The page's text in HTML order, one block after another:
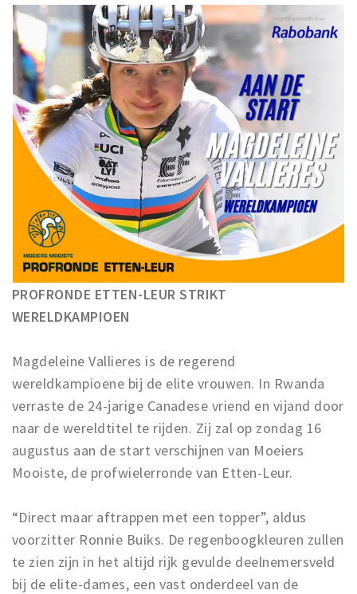
Winkelgebieden
Parkeren
Bezienswaardigheden
Musea, theaters & podia
Uitjes & activiteiten
Toeristische routes
Natuurgebieden
Baroniepoorten
Sport
Andere City Apps
PROFRONDE ETTEN-LEUR STRIKT
WERELDKAMPIOEN
Magdeleine Vallieres is de regerend
wereldkampioene bij de elite vrouwen. In Rwanda
verraste de 24-jarige Canadese vriend en vijand door
naar de wereldtitel te rijden. Zij zal op zondag 16
augustus aan de start verschijnen van Moeiers
Mooiste, de profwielerronde van Etten-Leur.
“Direct maar aftrappen met een topper”, aldus
voorzitter Ronnie Buiks. De regenboogkleuren zullen
te zien zijn in het altijd rijk gevulde deelnemersveld
bij de elite-dames, een vast onderdeel van de